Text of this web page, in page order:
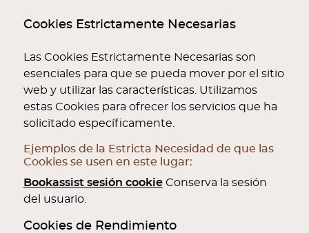
Cookies Estrictamente Necesarias
Las Cookies Estrictamente Necesarias son
esenciales para que se pueda mover por el sitio
web y utilizar las características. Utilizamos
estas Cookies para ofrecer los servicios que ha
solicitado específicamente.
Ejemplos de la Estricta Necesidad de que las
Cookies se usen en este lugar:
Bookassist sesión cookieConserva la sesión
del usuario.
Cookies de Rendimiento